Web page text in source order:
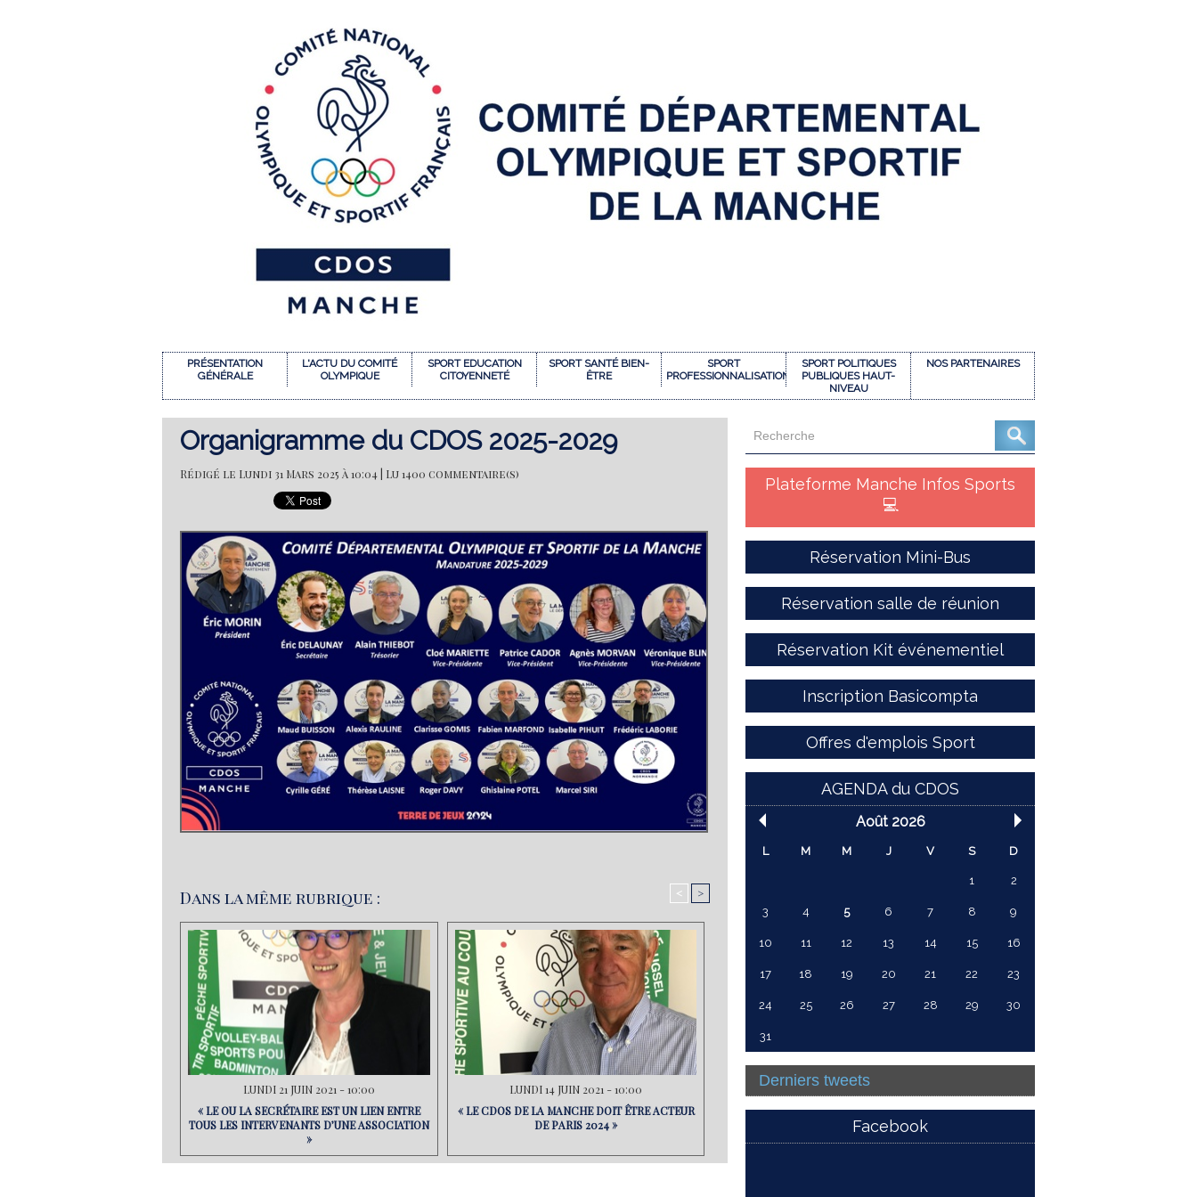
PRÉSENTATION
GÉNÉRALE
L'ACTU DU COMITÉ
OLYMPIQUE
SPORT EDUCATION
CITOYENNETÉ
SPORT SANTÉ BIEN-
ÊTRE
SPORT
PROFESSIONNALISATION
SPORT POLITIQUES
PUBLIQUES HAUT-
NIVEAU
NOS PARTENAIRES
Organigramme du CDOS 2025-2029
Rédigé le Lundi 31 Mars 2025 à 10:04 | Lu 1400 commentaire(s)
Dans la même rubrique : < >
LUNDI 21 JUIN 2021 - 10:00
« LE OU LA SECRÉTAIRE EST UN LIEN ENTRE
TOUS LES INTERVENANTS D’UNE ASSOCIATION
»
LUNDI 14 JUIN 2021 - 10:00
« LE CDOS DE LA MANCHE DOIT ÊTRE ACTEUR
DE PARIS 2024 »
Plateforme Manche Infos Sports
💻
Réservation Mini-Bus
Réservation salle de réunion
Réservation Kit événementiel
Inscription Basicompta
Offres d'emplois Sport
AGENDA du CDOS
Août 2026
L M M J V S D
1 2
3 4 5 6 7 8 9
10 11 12 13 14 15 16
17 18 19 20 21 22 23
24 25 26 27 28 29 30
31
Derniers tweets
Facebook